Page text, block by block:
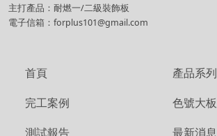
主打產品：耐燃一/二級裝飾板
電子信箱：forplus101@gmail.com
首頁
產品系列
完工案例
色號大板
測試報告
最新消息